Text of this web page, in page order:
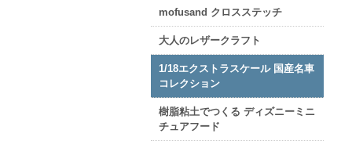
mofusand クロスステッチ
大人のレザークラフト
1/18エクストラスケール 国産名車
コレクション
樹脂粘土でつくる ディズニーミニ
チュアフード